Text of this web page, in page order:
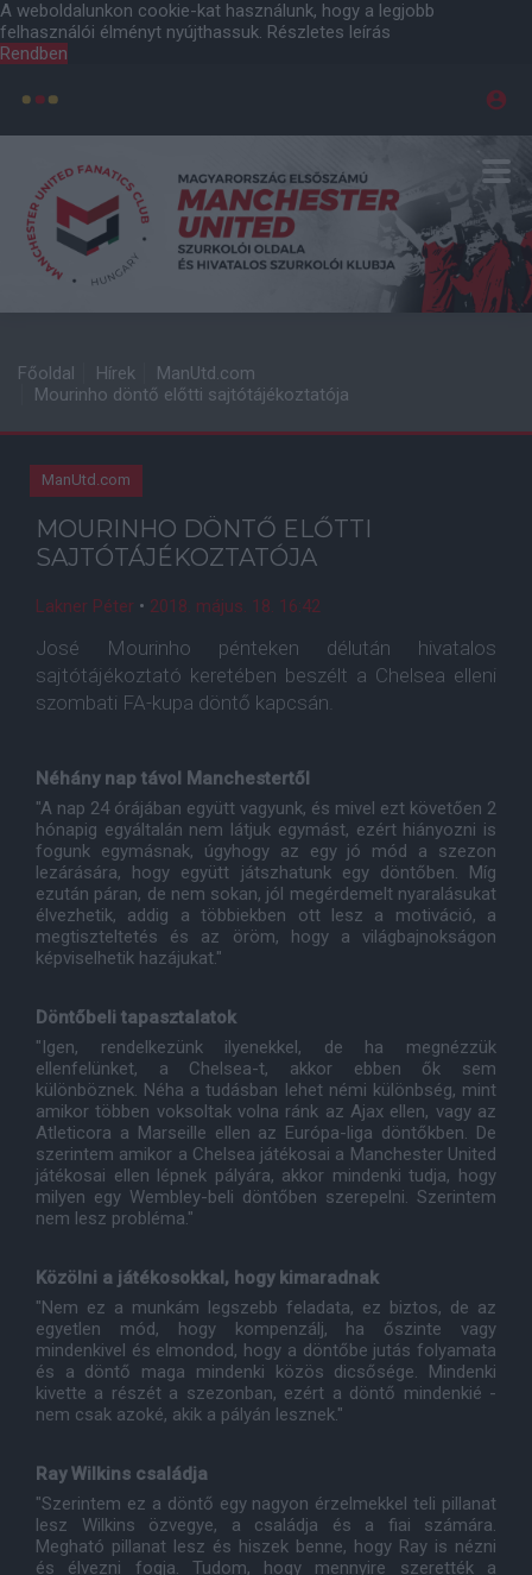
A weboldalunkon cookie-kat használunk, hogy a legjobb
felhasználói élményt nyújthassuk. Részletes leírás
Rendben
Főoldal Hírek
ManUtd.com
Mourinho döntő előtti sajtótájékoztatója
ManUtd.com
MOURINHO DÖNTŐ ELŐTTI
SAJTÓTÁJÉKOZTATÓJA
Lakner Péter • 2018. május. 18. 16:42
José Mourinho pénteken délután hivatalos
sajtótájékoztató keretében beszélt a Chelsea elleni
szombati FA-kupa döntő kapcsán.
Néhány nap távol Manchestertől
"A nap 24 órájában együtt vagyunk, és mivel ezt követően 2
hónapig egyáltalán nem látjuk egymást, ezért hiányozni is
fogunk egymásnak, úgyhogy az egy jó mód a szezon
lezárására, hogy együtt játszhatunk egy döntőben. Míg
ezután páran, de nem sokan, jól megérdemelt nyaralásukat
élvezhetik, addig a többiekben ott lesz a motiváció, a
megtiszteltetés és az öröm, hogy a világbajnokságon
képviselhetik hazájukat."
Döntőbeli tapasztalatok
"Igen, rendelkezünk ilyenekkel, de ha megnézzük
ellenfelünket, a Chelsea-t, akkor ebben ők sem
különböznek. Néha a tudásban lehet némi különbség, mint
amikor többen voksoltak volna ránk az Ajax ellen, vagy az
Atleticora a Marseille ellen az Európa-liga döntőkben. De
szerintem amikor a Chelsea játékosai a Manchester United
játékosai ellen lépnek pályára, akkor mindenki tudja, hogy
milyen egy Wembley-beli döntőben szerepelni. Szerintem
nem lesz probléma."
Közölni a játékosokkal, hogy kimaradnak
"Nem ez a munkám legszebb feladata, ez biztos, de az
egyetlen mód, hogy kompenzálj, ha őszinte vagy
mindenkivel és elmondod, hogy a döntőbe jutás folyamata
és a döntő maga mindenki közös dicsősége. Mindenki
kivette a részét a szezonban, ezért a döntő mindenkié -
nem csak azoké, akik a pályán lesznek."
Ray Wilkins családja
"Szerintem ez a döntő egy nagyon érzelmekkel teli pillanat
lesz Wilkins özvegye, a családja és a fiai számára.
Megható pillanat lesz és hiszek benne, hogy Ray is nézni
és élvezni fogja. Tudom, hogy mennyire szerették a